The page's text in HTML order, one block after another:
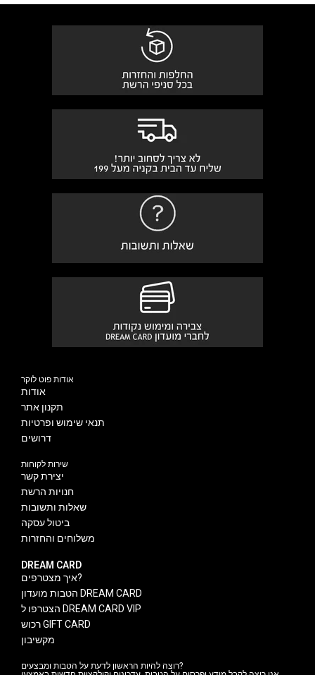
אודות פוט לוקר
אודות
תקנון אתר
תנאי שימוש ופרטיות
דרושים
שירות לקוחות
יצירת קשר
חנויות הרשת
שאלות ותשובות
ביטול עסקה
משלוחים והחזרות
DREAM CARD
איך מצטרפים?
הטבות מועדון DREAM CARD
הצטרפו ל DREAM CARD VIP
רכוש GIFT CARD
מקשיבון
רוצה להיות הראשון לדעת על הטבות ומבצעים?